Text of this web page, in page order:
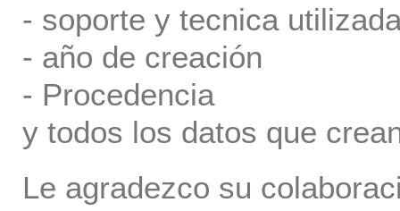
- soporte y tecnica
- año de creación
- Procedencia
y todos los datos que
Le agradezco su